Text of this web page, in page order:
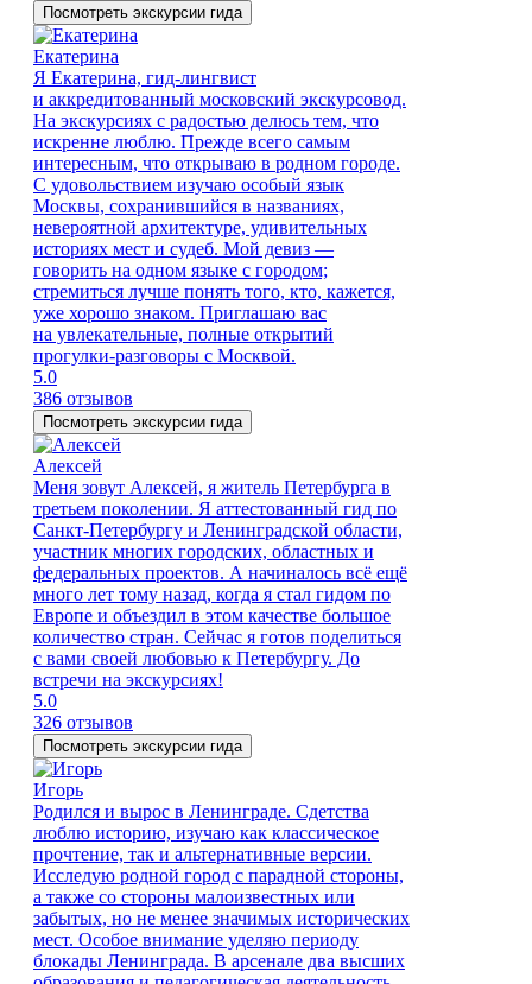
Посмотреть экскурсии гида
Екатерина
Я Екатерина, гид-лингвист
и аккредитованный московский экскурсовод.
На экскурсиях с радостью делюсь тем, что
искренне люблю. Прежде всего самым
интересным, что открываю в родном городе.
С удовольствием изучаю особый язык
Москвы, сохранившийся в названиях,
невероятной архитектуре, удивительных
историях мест и судеб. Мой девиз —
говорить на одном языке с городом;
стремиться лучше понять того, кто, кажется,
уже хорошо знаком. Приглашаю вас
на увлекательные, полные открытий
прогулки-разговоры с Москвой.
5.0
386 отзывов
Посмотреть экскурсии гида
Алексей
Меня зовут Алексей, я житель Петербурга в
третьем поколении. Я аттестованный гид по
Санкт-Петербургу и Ленинградской области,
участник многих городских, областных и
федеральных проектов. А начиналось всё ещё
много лет тому назад, когда я стал гидом по
Европе и объездил в этом качестве большое
количество стран. Сейчас я готов поделиться
с вами своей любовью к Петербургу. До
встречи на экскурсиях!
5.0
326 отзывов
Посмотреть экскурсии гида
Игорь
Родился и вырос в Ленинграде. Сдетства
люблю историю, изучаю как классическое
прочтение, так и альтернативные версии.
Исследую родной город с парадной стороны,
а также со стороны малоизвестных или
забытых, но не менее значимых исторических
мест. Особое внимание уделяю периоду
блокады Ленинграда. В арсенале два высших